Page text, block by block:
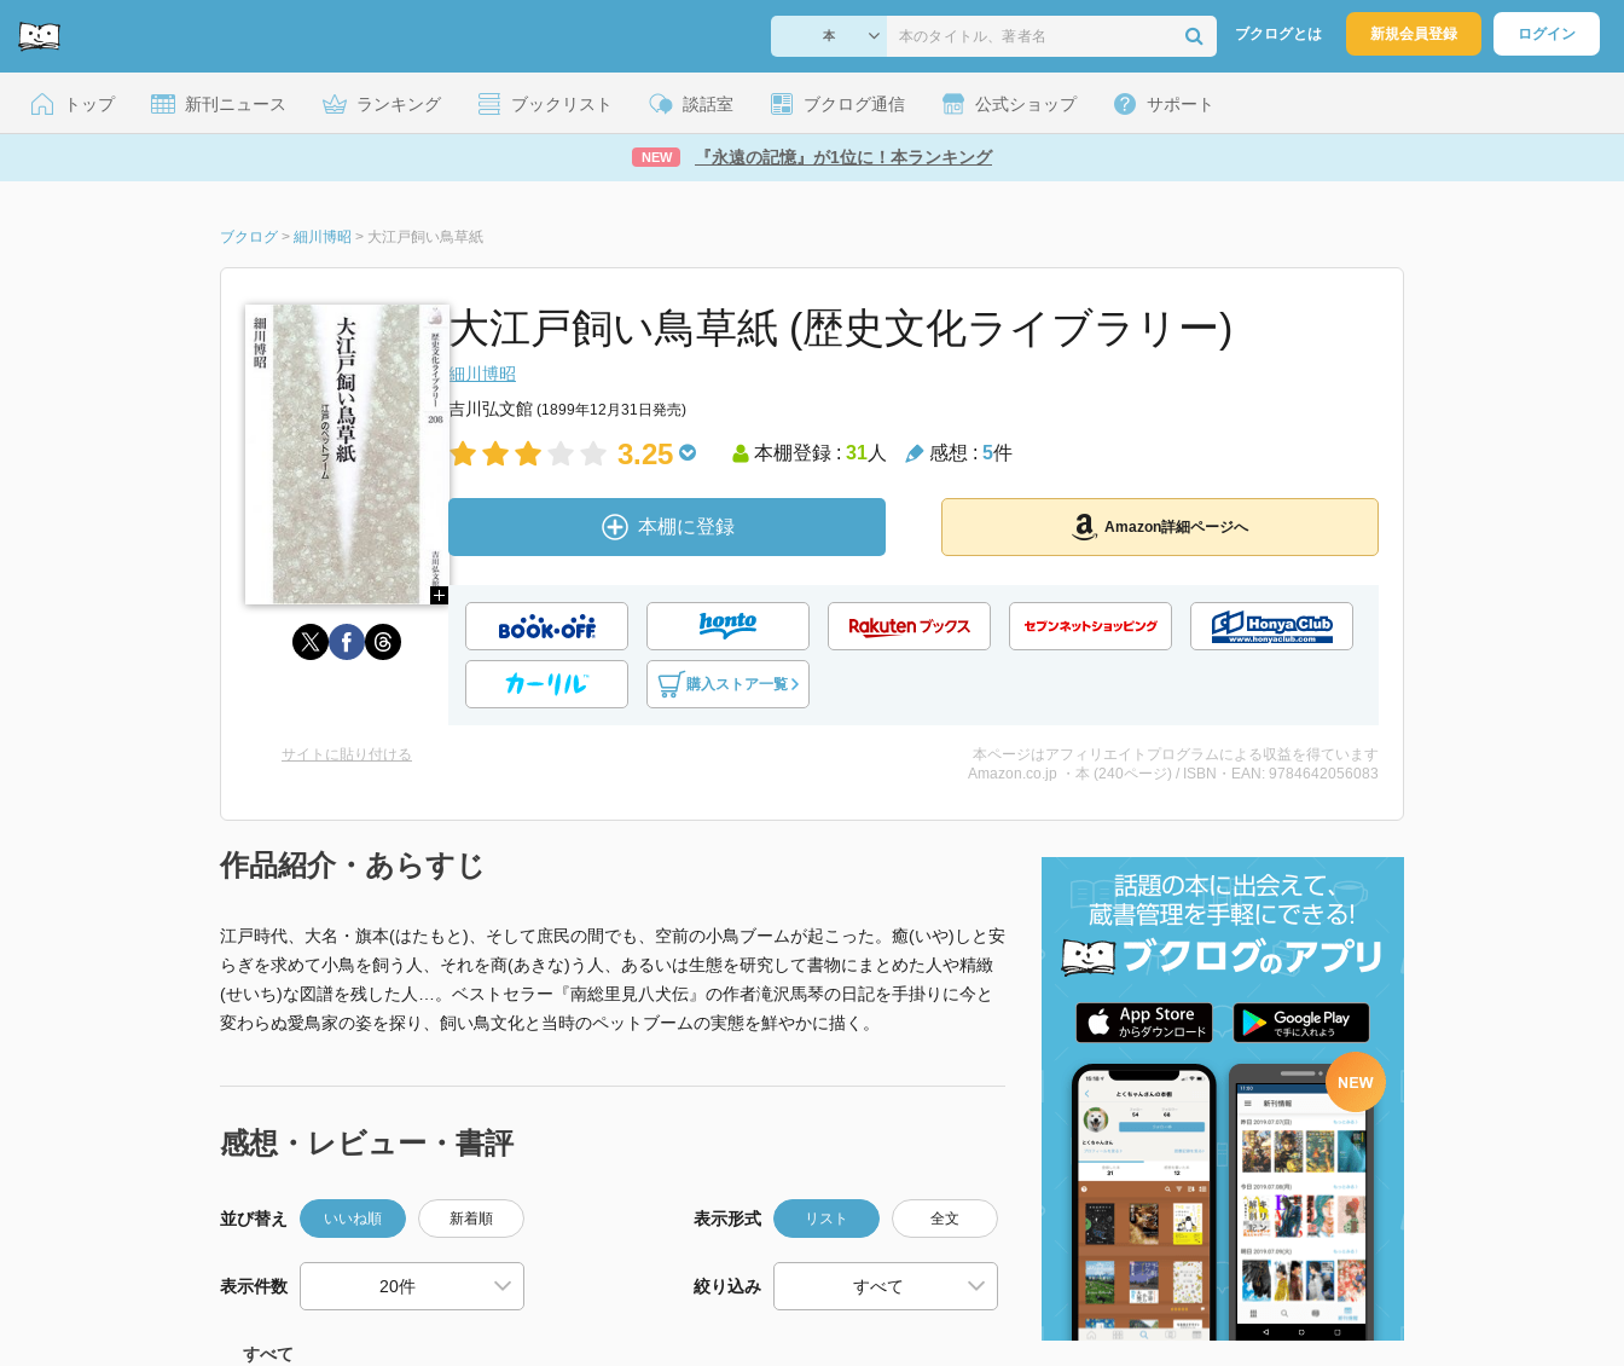
ブクログとは 新規会員登録 ログイン
トップ 新刊ニュース ランキング ブックリスト 談話室 ブクログ通信 公式ショップ サポート
NEW 『永遠の記憶』が1位に！本ランキング
ブクログ > 細川博昭 > 大江戸飼い鳥草紙
大江戸飼い鳥草紙 (歴史文化ライブラリー)
細川博昭
吉川弘文館 (1899年12月31日発売)
3.25 本棚登録 : 31人 感想 : 5件
本棚に登録 Amazon詳細ページへ
購入ストア一覧
サイトに貼り付ける
本ページはアフィリエイトプログラムによる収益を得ています
Amazon.co.jp ・本 (240ページ) / ISBN・EAN: 9784642056083
作品紹介・あらすじ
江戸時代、大名・旗本(はたもと)、そして庶民の間でも、空前の小鳥ブームが起こった。癒(いや)しと安
らぎを求めて小鳥を飼う人、それを商(あきな)う人、あるいは生態を研究して書物にまとめた人や精緻
(せいち)な図譜を残した人…。ベストセラー『南総里見八犬伝』の作者滝沢馬琴の日記を手掛りに今と
変わらぬ愛鳥家の姿を探り、飼い鳥文化と当時のペットブームの実態を鮮やかに描く。
感想・レビュー・書評
並び替え いいね順 新着順 表示形式 リスト 全文
表示件数 絞り込み
すべて